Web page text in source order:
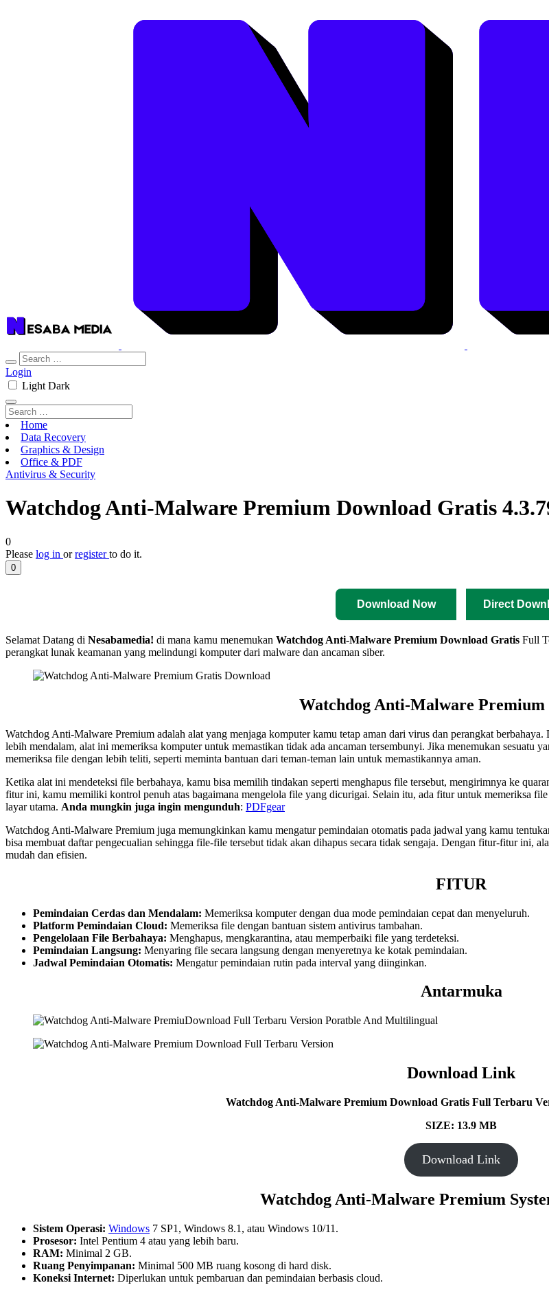
Login
Light Dark
Home
Data Recovery
Graphics & Design
Office & PDF
Antivirus & Security
Watchdog Anti-Malware Premium Download Gratis
0
Please log in orregisterto do it.
0
Download Now Direct
Selamat Datang di Nesabamedia! di mana kamu menemukan Watchdog Anti-Malware Premium Download Gratis Full
perangkat lunak keamanan yang melindungi komputer dari malware dan ancaman siber.
Watchdog Anti-Malware Premium
Watchdog Anti-Malware Premium adalah alat yang menjaga komputer kamu tetap aman dari virus dan perangkat
lebih mendalam, alat ini memeriksa komputer untuk memastikan tidak ada ancaman tersembunyi. Jika menemukan sesuatu
memeriksa file dengan lebih teliti, seperti meminta bantuan dari teman-teman lain untuk memastikannya aman.
Ketika alat ini mendeteksi file berbahaya, kamu bisa memilih tindakan seperti menghapus file tersebut, mengirimnya ke
fitur ini, kamu memiliki kontrol penuh atas bagaimana mengelola file yang dicurigai. Selain itu, ada fitur untuk memeriksa
layar utama. Anda mungkin juga ingin mengunduh: PDFgear
Watchdog Anti-Malware Premium juga memungkinkan kamu mengatur pemindaian otomatis pada jadwal yang kamu
bisa membuat daftar pengecualian sehingga file-file tersebut tidak akan dihapus secara tidak sengaja. Dengan fitur-fitur ini,
mudah dan efisien.
FITUR
Pemindaian Cerdas dan Mendalam: Memeriksa komputer dengan dua mode pemindaian cepat dan menyeluruh.
Platform Pemindaian Cloud: Memeriksa file dengan bantuan sistem antivirus tambahan.
Pengelolaan File Berbahaya: Menghapus, mengkarantina, atau memperbaiki file yang terdeteksi.
Pemindaian Langsung: Menyaring file secara langsung dengan menyeretnya ke kotak pemindaian.
Jadwal Pemindaian Otomatis: Mengatur pemindaian rutin pada interval yang diinginkan.
Antarmuka
Download Link
Watchdog Anti-Malware Premium Download Gratis Full Terbaru
SIZE: 13.9 MB
Download Link
Watchdog Anti-Malware Premium
Sistem Operasi: Windows 7 SP1, Windows 8.1, atau Windows 10/11.
Prosesor: Intel Pentium 4 atau yang lebih baru.
RAM: Minimal 2 GB.
Ruang Penyimpanan: Minimal 500 MB ruang kosong di hard disk.
Koneksi Internet: Diperlukan untuk pembaruan dan pemindaian berbasis cloud.